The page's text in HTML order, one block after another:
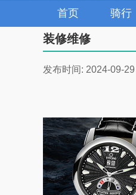
首页 骑行
装修维修
发布时间: 2024-09-